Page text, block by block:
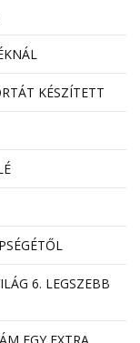
KÉSZÍTETT
6. LEGSZEBB